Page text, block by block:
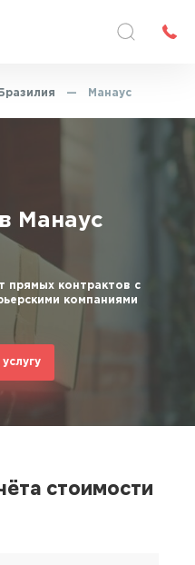
Бразилия — Манаус
Манаус
прямых контрактов с
компаниями
стоимости